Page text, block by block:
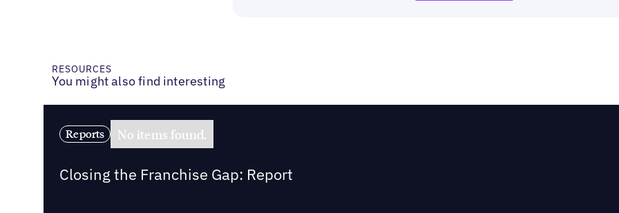
RESOURCES
You might also find interesting
Reports No items found.
Closing the Franchise Gap: Report